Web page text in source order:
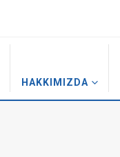
HAKKIMIZDA